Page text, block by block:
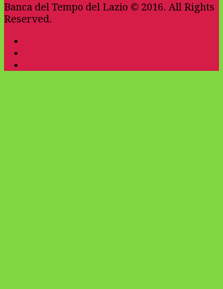
Banca del Tempo del Lazio © 2016. All Rights
Reserved.